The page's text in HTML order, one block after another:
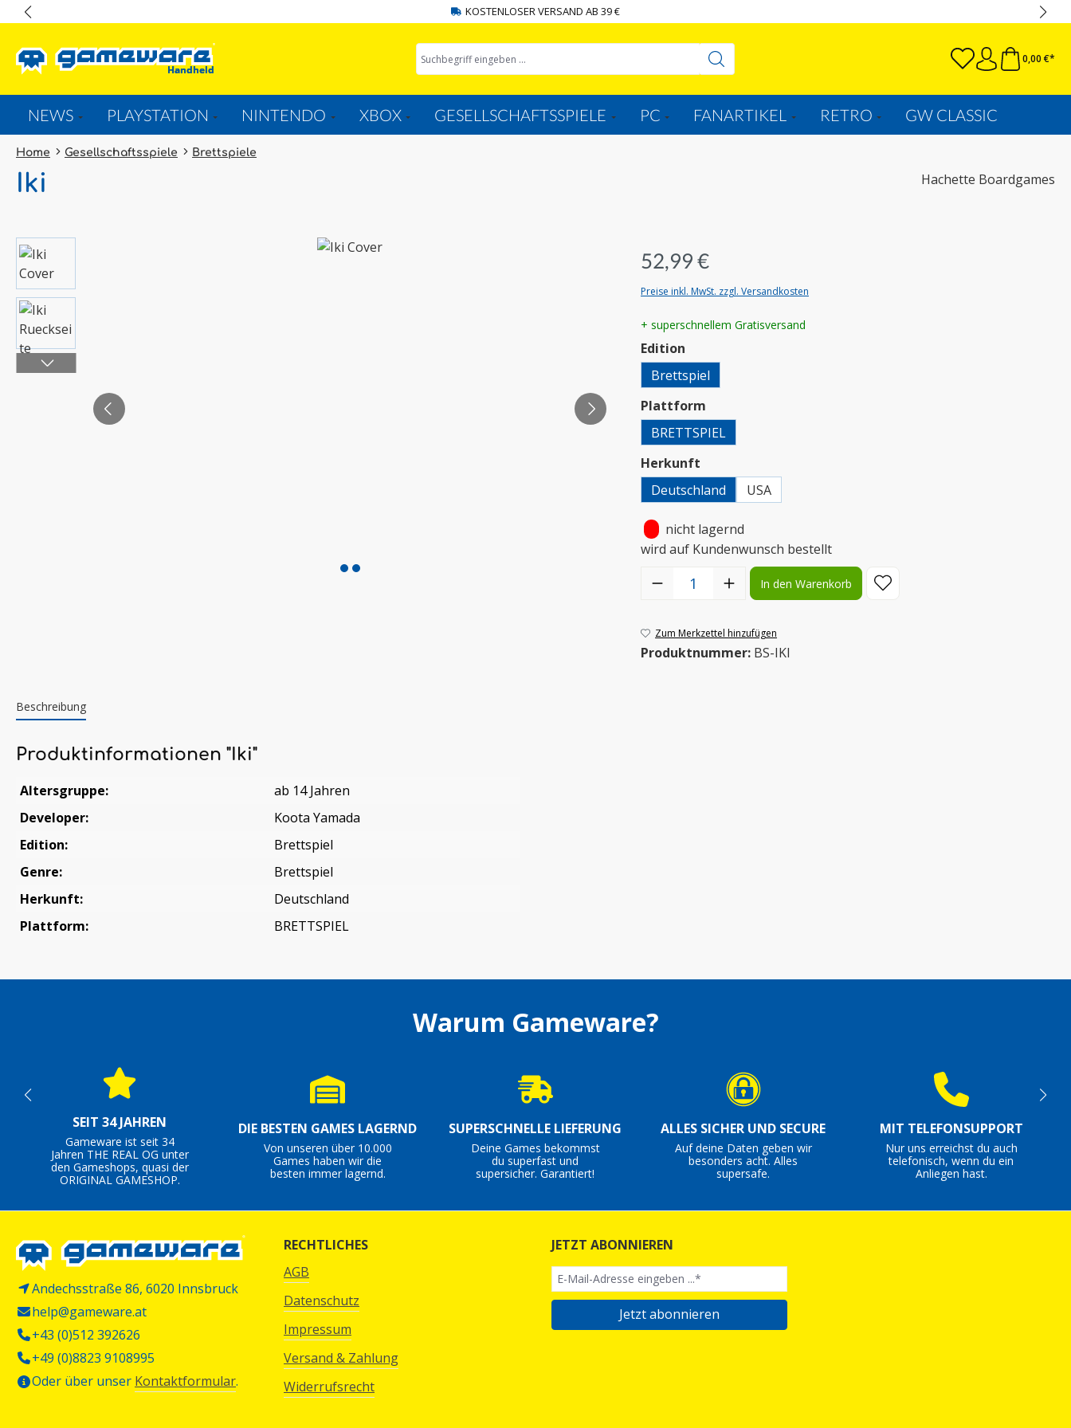
KOSTENLOSER VERSAND AB 39 €
0,00 €*
NEWS PLAYSTATION NINTENDO XBOX GESELLSCHAFTSSPIELE PC FANARTIKEL RETRO GW CLASSIC
Home Gesellschaftsspiele Brettspiele
Iki Hachette Boardgames
Bildergalerie überspringen
52,99 €
Preise inkl. MwSt. zzgl. Versandkosten
+ superschnellem Gratisversand
Edition
Brettspiel
Plattform
BRETTSPIEL
Herkunft
Deutschland
USA
nicht lagernd
wird auf Kundenwunsch bestellt
Produkt Anzahl: Gib den gewünschten Wert ein oder benutze die
In den Warenkorb
Zum Merkzettel hinzufügen
Produktnummer: BS-IKI
Beschreibung
Produktinformationen "Iki"
Altersgruppe:
ab 14 Jahren
Developer:
Koota Yamada
Edition:
Brettspiel
Genre:
Brettspiel
Herkunft:
Deutschland
Plattform:
BRETTSPIEL
Warum Gameware?
SEIT 34 JAHREN
Gameware ist seit 34
Jahren THE REAL OG unter
den Gameshops, quasi der
ORIGINAL GAMESHOP.
DIE BESTEN GAMES LAGERND
Von unseren über 10.000
Games haben wir die
besten immer lagernd.
SUPERSCHNELLE LIEFERUNG
Deine Games bekommst
du superfast und
supersicher. Garantiert!
ALLES SICHER UND SECURE
Auf deine Daten geben wir
besonders acht. Alles
supersafe.
MIT TELEFONSUPPORT
Nur uns erreichst du auch
telefonisch, wenn du ein
Anliegen hast.
Andechsstraße 86, 6020 Innsbruck
help@gameware.at
+43 (0)512 392626
+49 (0)8823 9108995
Oder über unser Kontaktformular.
RECHTLICHES
AGB
Datenschutz
Impressum
Versand & Zahlung
Widerrufsrecht
JETZT ABONNIEREN
Jetzt abonnieren